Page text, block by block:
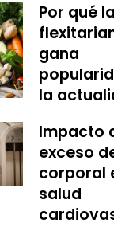
Por qué
gana
la
Impacto
exceso
corporal
salud